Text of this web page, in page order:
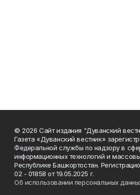
© 2026 Сайт издания "Дуванский
Газета «Дуванский вестник»
Федеральной службы по надзору в
информационных технологий и
Республике Башкортостан.
02 - 01858 от 19.05.2025 г.
Об использовании персональных